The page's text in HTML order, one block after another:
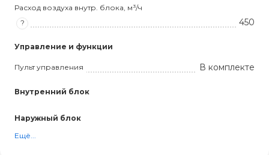
Расход воздуха внутр. блока, м³/ч
?
450
Управление и функции
Пульт управления В комплекте
Внутренний блок
Наружный блок
Ещё...